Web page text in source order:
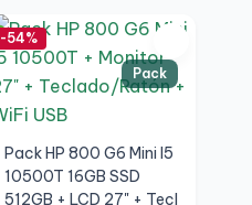
Pack
-54%
Pack HP 800 G6 Mini I5
10500T 16GB SSD
512GB + LCD 27" + Tecl